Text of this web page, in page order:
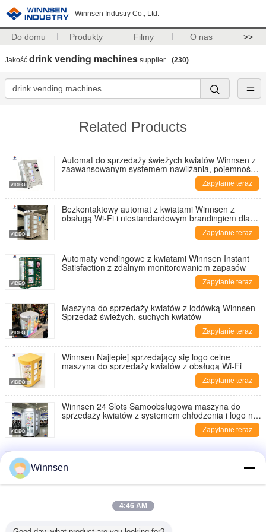
Winnsen Industry Co., Ltd.
Do domu Produkty Filmy O nas >>
Jakość drink vending machines supplier. (230)
Related Products
Automat do sprzedaży świeżych kwiatów Winnsen z
zaawansowanym systemem nawilżania, pojemnością
24 bukietów i ekranem dotykowym LCD 19 cali
Zapytanie teraz
Bezkontaktowy automat z kwiatami Winnsen z
obsługą Wi-Fi i niestandardowym brandingiem dla
Zapytanie teraz
Automaty vendingowe z kwiatami Winnsen Instant
Satisfaction z zdalnym monitorowaniem zapasów
Zapytanie teraz
Maszyna do sprzedaży kwiatów z lodówką Winnsen
Sprzedaż świeżych, suchych kwiatów
Zapytanie teraz
Winnsen Najlepiej sprzedający się logo celne
maszyna do sprzedaży kwiatów z obsługą Wi-Fi
Zapytanie teraz
Winnsen 24 Slots Samoobsługowa maszyna do
sprzedaży kwiatów z systemem chłodzenia i logo na
Zapytanie teraz
kwiatów z 19 cali LCD i systemem chłodzenia do
użytku na zewnątrz
10-drzwiowa komercyjna szafka sprzedająca kwiaty
Winnsen z chłodzeniem i integracją API
Winnsen
4:46 AM